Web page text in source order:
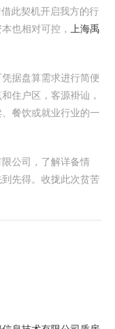
此契机开启我方的行
也相对可控，
上海禹
据盘算需求进行简便
住户区，客源褂讪，
餐饮或就业行业的一
公司，了解详备情
先得。收拢此次贫苦